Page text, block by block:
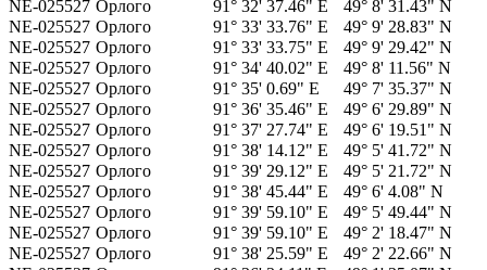
NE-025527 Орлого 91° 32' 37.46" E
49° 8' 31.43" N
NE-025527 Орлого 91° 33' 33.76" E
49° 9' 28.83" N
NE-025527 Орлого 91° 33' 33.75" E
49° 9' 29.42" N
NE-025527 Орлого 91° 34' 40.02" E
49° 8' 11.56" N
NE-025527 Орлого 91° 35' 0.69" E
49° 7' 35.37" N
NE-025527 Орлого 91° 36' 35.46" E
49° 6' 29.89" N
NE-025527 Орлого 91° 37' 27.74" E
49° 6' 19.51" N
NE-025527 Орлого 91° 38' 14.12" E
49° 5' 41.72" N
NE-025527 Орлого 91° 39' 29.12" E
49° 5' 21.72" N
NE-025527 Орлого 91° 38' 45.44" E
49° 6' 4.08" N
NE-025527 Орлого 91° 39' 59.10" E
49° 5' 49.44" N
NE-025527 Орлого 91° 39' 59.10" E
49° 2' 18.47" N
NE-025527 Орлого 91° 38' 25.59" E
49° 2' 22.66" N